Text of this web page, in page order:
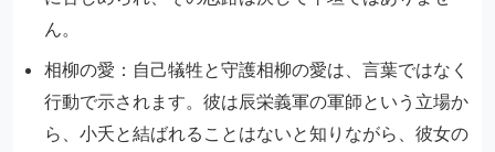
ん。
相柳の愛：自己犠牲と守護相柳の愛は、言葉ではなく
行動で示されます。彼は辰栄義軍の軍師という立場か
ら、小夭と結ばれることはないと知りながら、彼女の